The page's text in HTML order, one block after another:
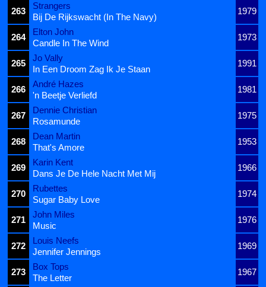
263
Strangers
1979
Bij De Rijkswacht (In The Navy)
264
Elton John
1973
Candle In The Wind
265
Jo Vally
1991
In Een Droom Zag Ik Je Staan
266
André Hazes
1981
'n Beetje Verliefd
267
Dennie Christian
1975
Rosamunde
268
Dean Martin
1953
That's Amore
269
Karin Kent
1966
Dans Je De Hele Nacht Met Mij
270
Rubettes
1974
Sugar Baby Love
271
John Miles
1976
Music
272
Louis Neefs
1969
Jennifer Jennings
273
Box Tops
1967
The Letter